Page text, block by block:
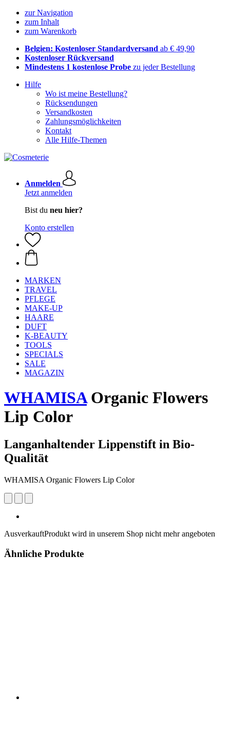
zur Navigation
zum Inhalt
zum Warenkorb
Belgien: Kostenloser Standardversand ab € 49,90
Kostenloser Rückversand
Mindestens 1 kostenlose Probe zu jeder Bestellung
Hilfe
Wo ist meine Bestellung?
Rücksendungen
Versandkosten
Zahlungsmöglichkeiten
Kontakt
Alle Hilfe-Themen
Anmelden
Jetzt anmelden
Bist du neu hier?
Konto erstellen
MARKEN
TRAVEL
PFLEGE
MAKE-UP
HAARE
DUFT
K-BEAUTY
TOOLS
SPECIALS
SALE
MAGAZIN
WHAMISAOrganic Flowers
Lip Color
Langanhaltender Lippenstift in Bio-
Qualität
WHAMISA Organic Flowers Lip Color
AusverkauftProdukt wird in unserem Shop nicht mehr angeboten
Ähnliche Produkte